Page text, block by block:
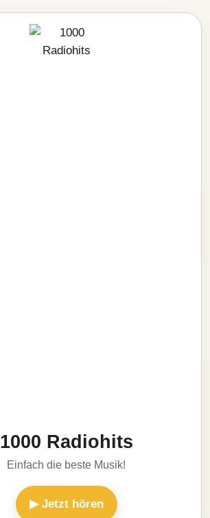
1000 Radiohits
Einfach die beste Musik!
▶ Jetzt hören